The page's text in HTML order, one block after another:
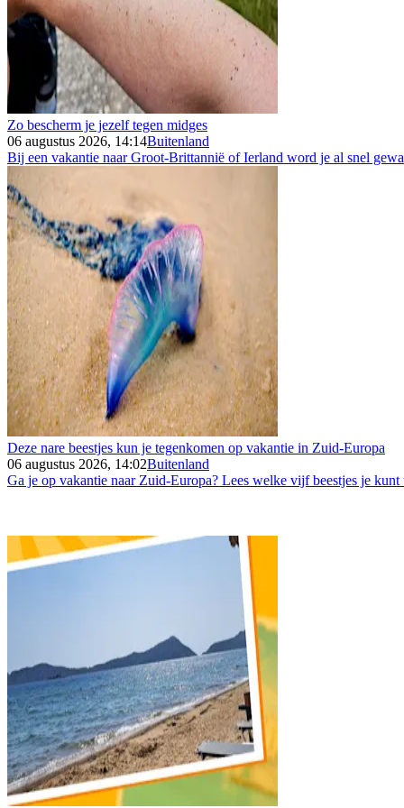
Zo bescherm je jezelf tegen midges
06 augustus 2026, 14:14Buitenland
Bij een vakantie naar Groot-Brittannië of Ierland word je al snel
Deze nare beestjes kun je tegenkomen op vakantie in Zuid-Europa
06 augustus 2026, 14:02Buitenland
Ga je op vakantie naar Zuid-Europa? Lees welke vijf beestjes je kunt